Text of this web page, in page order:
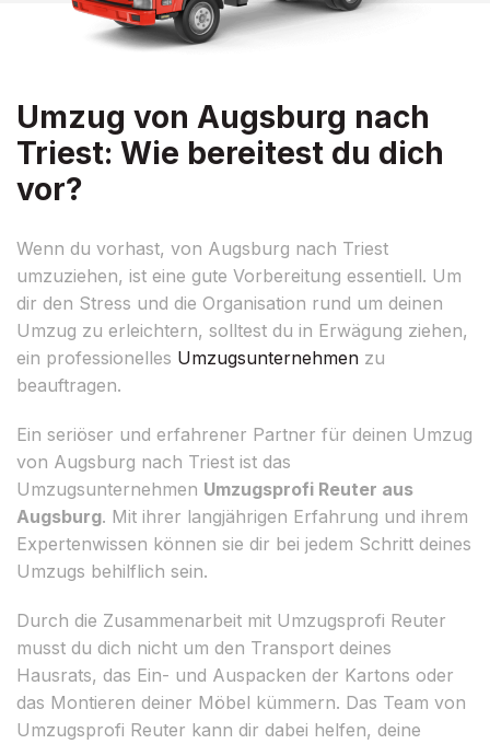
Umzug von Augsburg nach
Triest: Wie bereitest du dich
vor?
Wenn du vorhast, von Augsburg nach Triest
umzuziehen, ist eine gute Vorbereitung essentiell. Um
dir den Stress und die Organisation rund um deinen
Umzug zu erleichtern, solltest du in Erwägung ziehen,
ein professionelles Umzugsunternehmen zu
beauftragen.
Ein seriöser und erfahrener Partner für deinen Umzug
von Augsburg nach Triest ist das
Umzugsunternehmen Umzugsprofi Reuter aus
Augsburg. Mit ihrer langjährigen Erfahrung und ihrem
Expertenwissen können sie dir bei jedem Schritt deines
Umzugs behilflich sein.
Durch die Zusammenarbeit mit Umzugsprofi Reuter
musst du dich nicht um den Transport deines
Hausrats, das Ein- und Auspacken der Kartons oder
das Montieren deiner Möbel kümmern. Das Team von
Umzugsprofi Reuter kann dir dabei helfen, deine